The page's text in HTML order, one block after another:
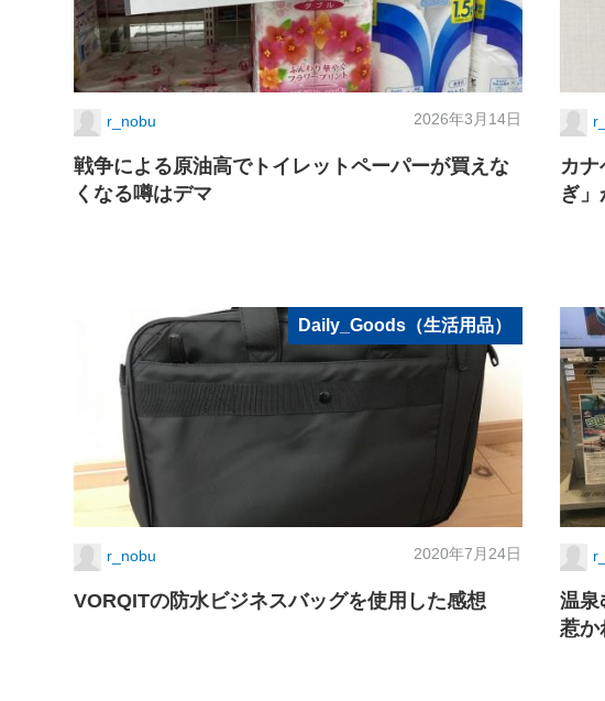
r_nobu 2026年3月14日
戦争による原油高でトイレットペーパーが買えな
くなる噂はデマ
カ
ぎ
Daily_Goods（生活用品）
r_nobu 2020年7月24日
VORQITの防水ビジネスバッグを使用した感想
温泉
惹か